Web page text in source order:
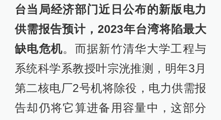
台当局经济部门近日公布的新版电力
供需报告预计，2023年台湾将陷最大
缺电危机。而据新竹清华大学工程与
系统科学系教授叶宗洸推测，明年3月
第二核电厂2号机将除役，电力供需报
告却仍将它算进备用容量中，这部分